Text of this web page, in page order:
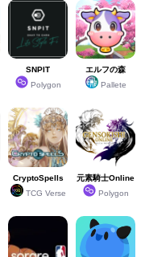
SNPIT
Polygon
エルフの森
Pallete
CryptoSpells
TCG Verse
元素騎士Online
Polygon